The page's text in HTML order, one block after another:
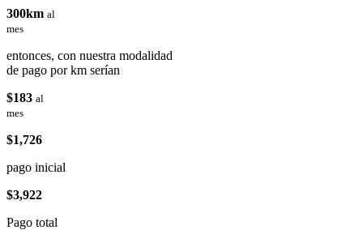
300km al
mes
entonces, con nuestra modalidad
de pago por km serían
$183 al
mes
$1,726
pago inicial
$3,922
Pago total